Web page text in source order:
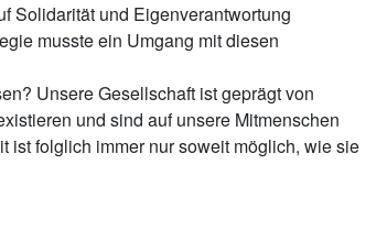
Solidarität und Eigenverantwortung
musste ein Umgang mit diesen
Unsere Gesellschaft ist geprägt von
und sind auf unsere Mitmenschen
folglich immer nur soweit möglich, wie sie